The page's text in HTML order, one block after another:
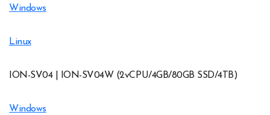
Windows
Linux
ION-SV04 | ION-SV04W (2vCPU/4GB/80GB SSD/4TB)
Windows